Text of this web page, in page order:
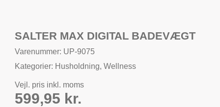
SALTER MAX DIGITAL BADEVÆGT
Varenummer: UP-9075
Kategorier: Husholdning, Wellness
Vejl. pris inkl. moms
599,95 kr.